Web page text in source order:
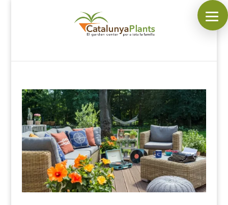
INICI
PLANTES
COMPLEMENTS DE JARDÍ
MASCOTES
DECORACIÓ
HORARI DEL GARDEN